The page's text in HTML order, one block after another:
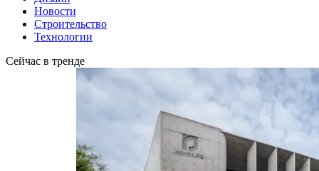
Новости
Строительство
Технологии
Сейчас в тренде